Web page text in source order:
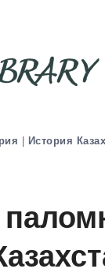
| История